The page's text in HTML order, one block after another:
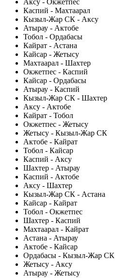
Аксу - Окжетпес
Каспий - Махтаарал
Кызыл-Жар СК - Аксу
Атырау - Актобе
Тобол - Ордабасы
Кайрат - Астана
Кайсар - Жетысу
Махтаарал - Шахтер
Окжетпес - Каспий
Кайсар - Ордабасы
Атырау - Каспий
Кызыл-Жар СК - Шахтер
Аксу - Актобе
Кайрат - Тобол
Окжетпес - Жетысу
Жетысу - Кызыл-Жар СК
Актобе - Кайрат
Тобол - Кайсар
Каспий - Аксу
Шахтер - Атырау
Каспий - Актобе
Аксу - Шахтер
Кызыл-Жар СК - Астана
Кайсар - Кайрат
Тобол - Окжетпес
Шахтер - Каспий
Махтаарал - Кайрат
Астана - Атырау
Актобе - Кайсар
Ордабасы - Кызыл-Жар СК
Жетысу - Аксу
Атырау - Жетысу